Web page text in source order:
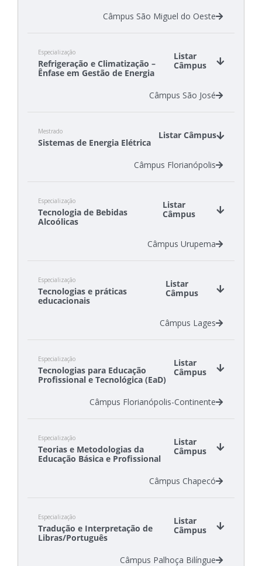
Câmpus São Miguel do Oeste
Especialização
Refrigeração e Climatização –
Ênfase em Gestão de Energia
Listar
Câmpus
Câmpus São José
Mestrado
Sistemas de Energia Elétrica
Listar Câmpus
Câmpus Florianópolis
Especialização
Tecnologia de Bebidas
Alcoólicas
Listar
Câmpus
Câmpus Urupema
Especialização
Tecnologias e práticas
educacionais
Listar
Câmpus
Câmpus Lages
Especialização
Tecnologias para Educação
Profissional e Tecnológica (EaD)
Listar
Câmpus
Câmpus Florianópolis-Continente
Especialização
Teorias e Metodologias da
Educação Básica e Profissional
Listar
Câmpus
Câmpus Chapecó
Especialização
Tradução e Interpretação de
Libras/Português
Listar
Câmpus
Câmpus Palhoça Bilíngue